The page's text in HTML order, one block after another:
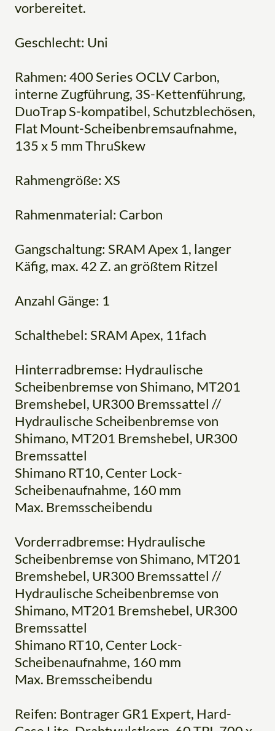
vorbereitet.
Geschlecht: Uni
Rahmen: 400 Series OCLV Carbon,
interne Zugführung, 3S-Kettenführung,
DuoTrap S-kompatibel, Schutzblechösen,
Flat Mount-Scheibenbremsaufnahme,
135 x 5 mm ThruSkew
Rahmengröße: XS
Rahmenmaterial: Carbon
Gangschaltung: SRAM Apex 1, langer
Käfig, max. 42 Z. an größtem Ritzel
Anzahl Gänge: 1
Schalthebel: SRAM Apex, 11fach
Hinterradbremse: Hydraulische
Scheibenbremse von Shimano, MT201
Bremshebel, UR300 Bremssattel //
Hydraulische Scheibenbremse von
Shimano, MT201 Bremshebel, UR300
Bremssattel
Shimano RT10, Center Lock-
Scheibenaufnahme, 160 mm
Max. Bremsscheibendu
Vorderradbremse: Hydraulische
Scheibenbremse von Shimano, MT201
Bremshebel, UR300 Bremssattel //
Hydraulische Scheibenbremse von
Shimano, MT201 Bremshebel, UR300
Bremssattel
Shimano RT10, Center Lock-
Scheibenaufnahme, 160 mm
Max. Bremsscheibendu
Reifen: Bontrager GR1 Expert, Hard-